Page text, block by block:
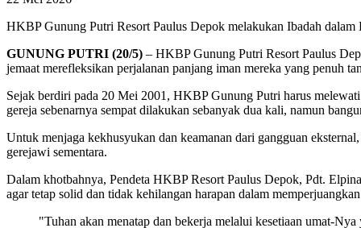
HKBP Gunung Putri Resort Paulus Depok melakukan Ibadah
GUNUNG PUTRI (20/5) – HKBP Gunung Putri Resort Paulus
jemaat merefleksikan perjalanan panjang iman mereka yang penuh
Sejak berdiri pada 20 Mei 2001, HKBP Gunung Putri harus
gereja sebenarnya sempat dilakukan sebanyak dua kali, namun
Untuk menjaga kekhusyukan dan keamanan dari gangguan
gerejawi sementara.
Dalam khotbahnya, Pendeta HKBP Resort Paulus Depok, Pdt.
agar tetap solid dan tidak kehilangan harapan dalam
"Tuhan akan menatap dan bekerja melalui kesetiaan umat-